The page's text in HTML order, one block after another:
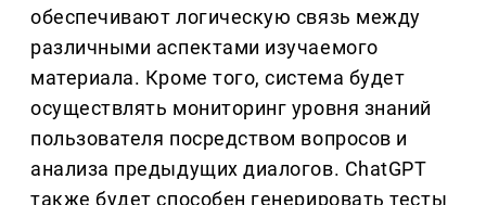
обеспечивают логическую связь между
различными аспектами изучаемого
материала. Кроме того, система будет
осуществлять мониторинг уровня знаний
пользователя посредством вопросов и
анализа предыдущих диалогов. ChatGPT
также будет способен генерировать тесты